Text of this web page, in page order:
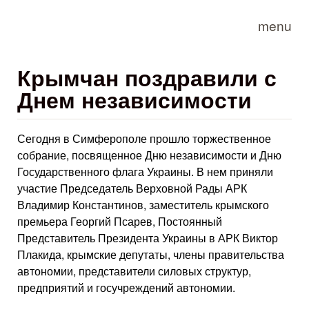
menu
Крымчан поздравили с
Днем независимости
Сегодня в Симферополе прошло торжественное
собрание, посвященное Дню независимости и Дню
Государственного флага Украины. В нем приняли
участие Председатель Верховной Рады АРК
Владимир Константинов, заместитель крымского
премьера Георгий Псарев, Постоянный
Представитель Президента Украины в АРК Виктор
Плакида, крымские депутаты, члены правительства
автономии, представители силовых структур,
предприятий и госучреждений автономии.